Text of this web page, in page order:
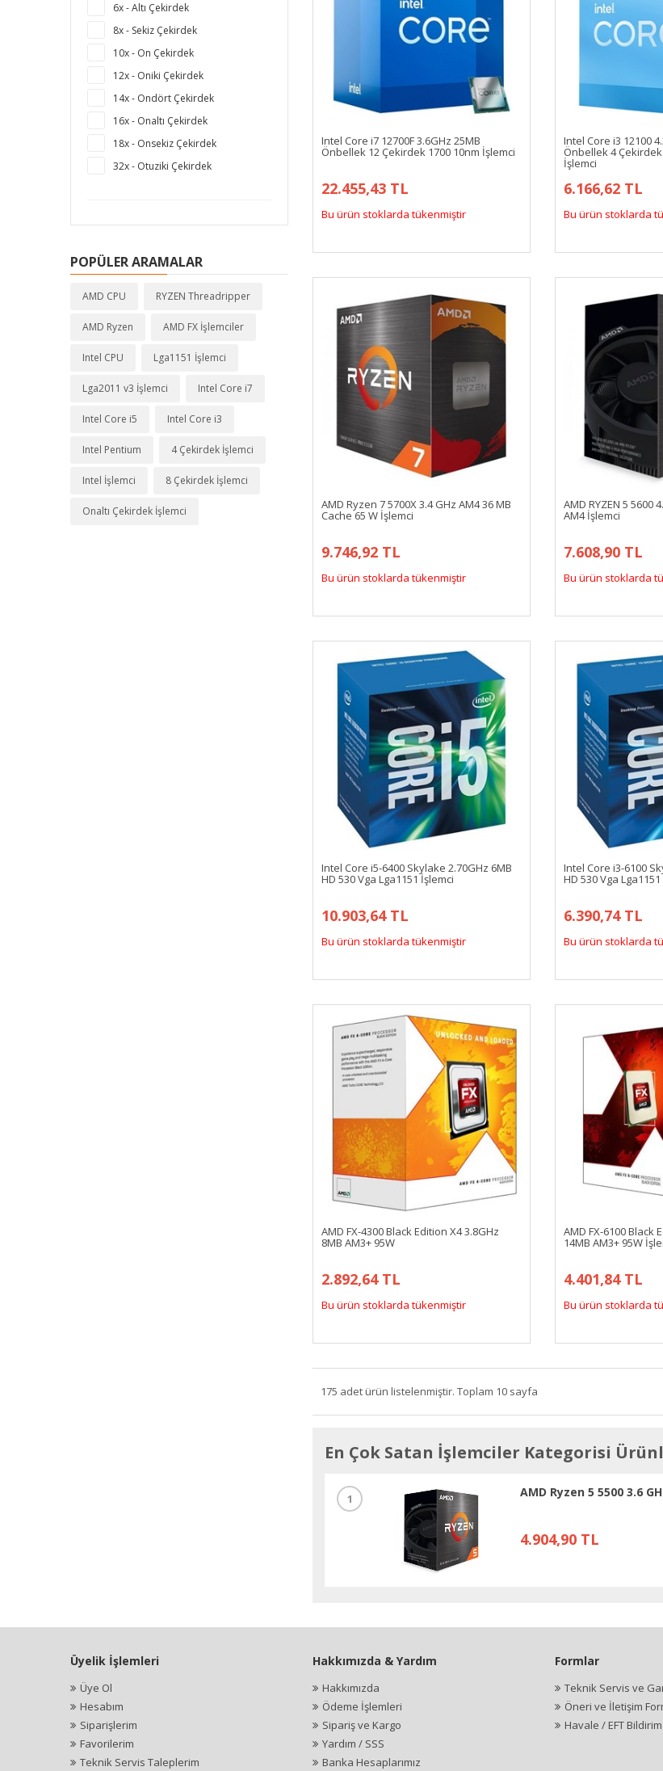
6x - Altı Çekirdek
8x - Sekiz Çekirdek
10x - On Çekirdek
12x - Oniki Çekirdek
14x - Ondört Çekirdek
16x - Onaltı Çekirdek
18x - Onsekiz Çekirdek
32x - Otuziki Çekirdek
POPÜLER ARAMALAR
AMD CPU RYZEN Threadripper
AMD Ryzen AMD FX İşlemciler
Intel CPU Lga1151 İşlemci
Lga2011 v3 İşlemci Intel Core i7
Intel Core i5 Intel Core i3
Intel Pentium 4 Çekirdek İşlemci
Intel İşlemci 8 Çekirdek İşlemci
Onaltı Çekirdek İşlemci
Intel Core i7 12700F 3.6GHz 25MB
Önbellek 12 Çekirdek 1700 10nm İşlemci
22.455,43 TL
Bu ürün stoklarda tükenmiştir
Intel Core i3 12100
Önbellek 4
İşlemci
6.166,62 TL
Bu ürün stoklarda
AMD Ryzen 7 5700X 3.4 GHz AM4 36 MB
Cache 65 W İşlemci
9.746,92 TL
Bu ürün stoklarda tükenmiştir
AMD RYZEN 5 5600
AM4 İşlemci
7.608,90 TL
Bu ürün stoklarda
Intel Core i5-6400 Skylake 2.70GHz 6MB
HD 530 Vga Lga1151 İşlemci
10.903,64 TL
Bu ürün stoklarda tükenmiştir
Intel Core i3-6100
HD 530 Vga
6.390,74 TL
Bu ürün stoklarda
AMD FX-4300 Black Edition X4 3.8GHz
8MB AM3+ 95W
2.892,64 TL
Bu ürün stoklarda tükenmiştir
AMD FX-6100 Black
14MB AM3+ 95W
4.401,84 TL
Bu ürün stoklarda
175 adet ürün listelenmiştir. Toplam 10 sayfa
En Çok Satan İşlemciler Kategorisi
1 AMD Ryzen 5 5500 3.6
4.904,90 TL
Üyelik İşlemleri
Üye Ol
Hesabım
Siparişlerim
Favorilerim
Teknik Servis Taleplerim
Hakkımızda & Yardım
Hakkımızda
Ödeme İşlemleri
Sipariş ve Kargo
Yardım / SSS
Banka Hesaplarımız
Formlar
Teknik Servis ve
Öneri ve İletişim
Havale / EFT